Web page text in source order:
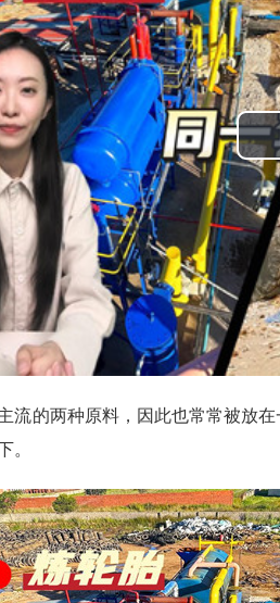
流的两种原料，因此也常常被放
。